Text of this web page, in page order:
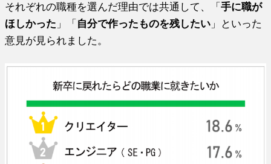
それぞれの職種を選んだ理由では共通して、「手に職が
ほしかった 」「 自分で作ったものを残したい 」といった
意見が見られました。